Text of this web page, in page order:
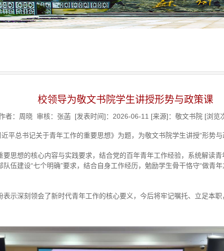
校领导为敬文书院学生讲授形势与政策课
者：周晓 审核：张菡 [发表时间]：2026-06-11 [来源]：敬文书院 [浏览
平总书记关于青年工作的重要思想》为题，为敬文书院学生讲授“形势与
思想的核心内容与实践要求，结合党的百年青年工作经验，系统解读
伍建设“七个明确”要求，结合自身工作经历，勉励学生骨干恪守“做青
示深刻领会了新时代青年工作的核心要义，今后将牢记嘱托、立足本